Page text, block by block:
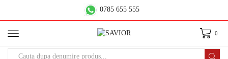
0785 655 555
0